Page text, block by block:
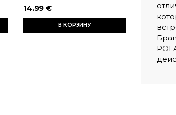
14.99 €
В КОРЗИНУ